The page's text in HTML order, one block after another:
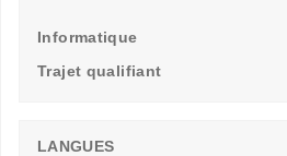
Informatique
Trajet qualifiant
LANGUES